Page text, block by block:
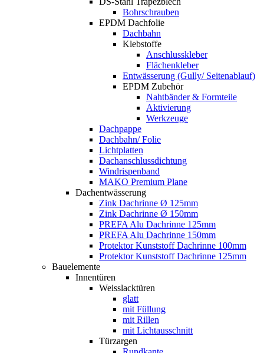
Bohrschrauben
EPDM Dachfolie
Dachbahn
Klebstoffe
Anschlusskleber
Flächenkleber
Entwässerung (Gully/ Seitenablauf)
EPDM Zubehör
Nahtbänder & Formteile
Aktivierung
Werkzeuge
Dachpappe
Dachbahn/ Folie
Lichtplatten
Dachanschlussdichtung
Windrispenband
MAKO Premium Plane
Dachentwässerung
Zink Dachrinne Ø 125mm
Zink Dachrinne Ø 150mm
PREFA Alu Dachrinne 125mm
PREFA Alu Dachrinne 150mm
Protektor Kunststoff Dachrinne 100mm
Protektor Kunststoff Dachrinne 125mm
Bauelemente
Innentüren
Weisslacktüren
glatt
mit Füllung
mit Rillen
mit Lichtausschnitt
Türzargen